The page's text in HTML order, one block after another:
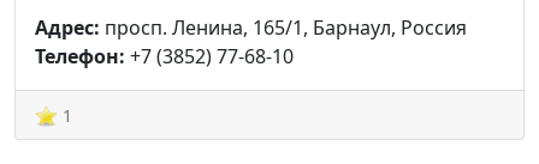
Адрес: просп. Ленина, 165/1, Барнаул, Россия
Телефон: +7 (3852) 77-68-10
1